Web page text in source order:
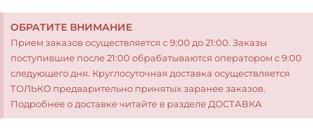
ОБРАТИТЕ ВНИМАНИЕ
Прием заказов осуществляется с 9:00 до 21:00. Заказы
поступившие после 21:00 обрабатываются оператором с 9:00
следующего дня. Круглосуточная доставка осуществляется
ТОЛЬКО предварительно принятых заранее заказов.
Подробнее о доставке читайте в разделе ДОСТАВКА